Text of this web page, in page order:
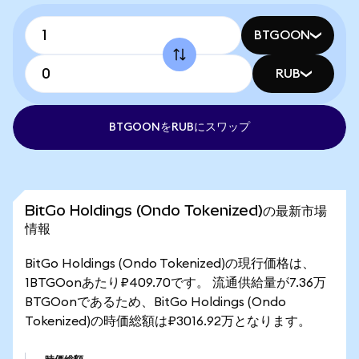
BTGOON
RUB
BTGOONをRUBにスワップ
BitGo Holdings (Ondo Tokenized)の最新市場
情報
BitGo Holdings (Ondo Tokenized)の現行価格は、
1BTGOonあたり₽409.70です。 流通供給量が7.36万
BTGOonであるため、BitGo Holdings (Ondo
Tokenized)の時価総額は₽3016.92万となります。